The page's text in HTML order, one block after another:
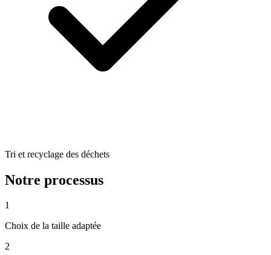
Tri et recyclage des déchets
Notre processus
1
Choix de la taille adaptée
2